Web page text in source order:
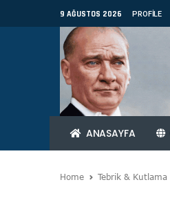
9 AĞUSTOS 2026 PROFILE
ANASAYFA
Home Tebrik & Kutlama